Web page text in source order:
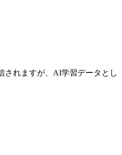
されますが、AI学習データとし